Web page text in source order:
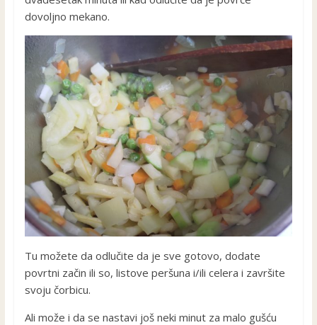
dovoljno mekano.
Tu možete da odlučite da je sve gotovo, dodate
povrtni začin ili so, listove peršuna i/ili celera i završite
svoju čorbicu.
Ali može i da se nastavi još neki minut za malo gušću